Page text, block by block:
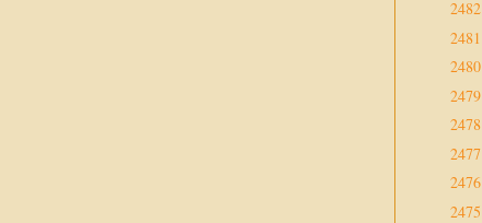
2482
2481
2480
2479
2478
2477
2476
2475